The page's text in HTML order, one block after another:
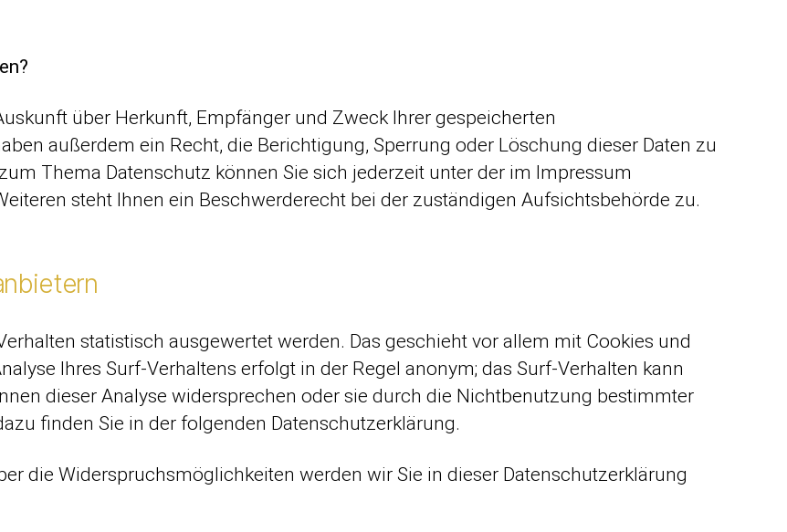
über Herkunft, Empfänger und Zweck Ihrer gespeicherten
außerdem ein Recht, die Berichtigung, Sperrung oder Löschung dieser Daten zu
Thema Datenschutz können Sie sich jederzeit unter der im Impressum
steht Ihnen ein Beschwerderecht bei der zuständigen Aufsichtsbehörde zu.
statistisch ausgewertet werden. Das geschieht vor allem mit Cookies und
Ihres Surf-Verhaltens erfolgt in der Regel anonym; das Surf-Verhalten kann
dieser Analyse widersprechen oder sie durch die Nichtbenutzung bestimmter
finden Sie in der folgenden Datenschutzerklärung.
die Widerspruchsmöglichkeiten werden wir Sie in dieser Datenschutzerklärung